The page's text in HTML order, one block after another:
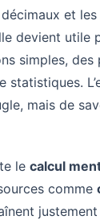
et
devient utile
simples, des
mais de
le calcul
comme